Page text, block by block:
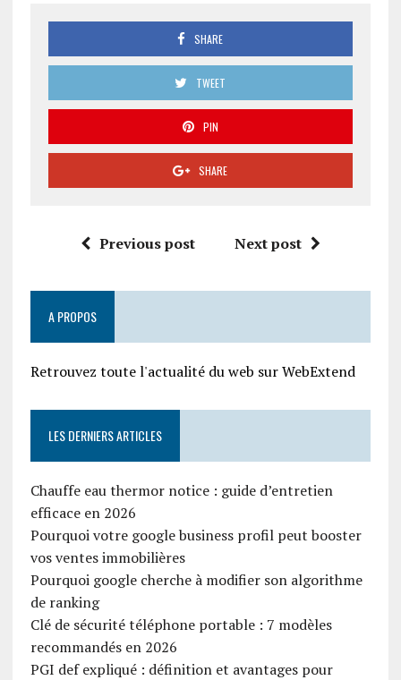
SHARE
TWEET
PIN
SHARE
Previous post Next post
A PROPOS
Retrouvez toute l'actualité du web sur WebExtend
LES DERNIERS ARTICLES
Chauffe eau thermor notice : guide d’entretien
efficace en 2026
Pourquoi votre google business profil peut booster
vos ventes immobilières
Pourquoi google cherche à modifier son algorithme
de ranking
Clé de sécurité téléphone portable : 7 modèles
recommandés en 2026
PGI def expliqué : définition et avantages pour